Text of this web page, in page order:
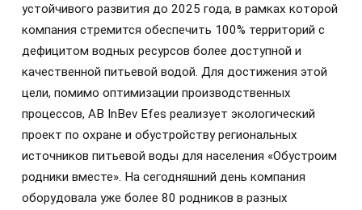
устойчивого развития до 2025 года, в рамках которой
компания стремится обеспечить 100% территорий с
дефицитом водных ресурсов более доступной и
качественной питьевой водой. Для достижения этой
цели, помимо оптимизации производственных
процессов, AB InBev Efes реализует экологический
проект по охране и обустройству региональных
источников питьевой воды для населения «Обустроим
родники вместе». На сегодняшний день компания
оборудовала уже более 80 родников в разных